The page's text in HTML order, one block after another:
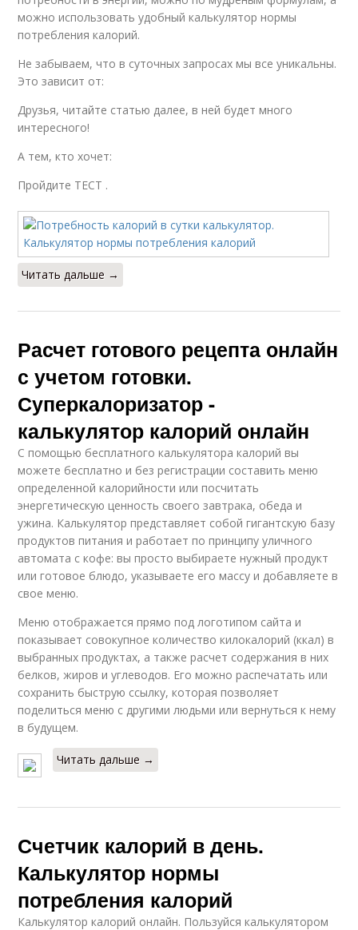
можно использовать удобный калькулятор нормы
потребления калорий.
Не забываем, что в суточных запросах мы все уникальны.
Это зависит от:
Друзья, читайте статью далее, в ней будет много
интересного!
А тем, кто хочет:
Пройдите ТЕСТ .
Читать дальше →
Расчет готового рецепта онлайн
с учетом готовки.
Суперкалоризатор -
калькулятор калорий онлайн
С помощью бесплатного калькулятора калорий вы
можете бесплатно и без регистрации составить меню
определенной калорийности или посчитать
энергетическую ценность своего завтрака, обеда и
ужина. Калькулятор представляет собой гигантскую базу
продуктов питания и работает по принципу уличного
автомата с кофе: вы просто выбираете нужный продукт
или готовое блюдо, указываете его массу и добавляете в
свое меню.
Меню отображается прямо под логотипом сайта и
показывает совокупное количество килокалорий (ккал) в
выбранных продуктах, а также расчет содержания в них
белков, жиров и углеводов. Его можно распечатать или
сохранить быструю ссылку, которая позволяет
поделиться меню с другими людьми или вернуться к нему
в будущем.
Читать дальше →
Счетчик калорий в день.
Калькулятор нормы
потребления калорий
Калькулятор калорий онлайн. Пользуйся калькулятором